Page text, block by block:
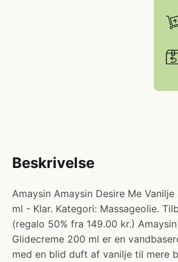
Beskrivelse
Amaysin Amaysin Desire Me
ml - Klar. Kategori: Massageolie.
(regalo 50% fra 149.00 kr.)
Glidecreme 200 ml er en
med en blid duft af vanilje til mere